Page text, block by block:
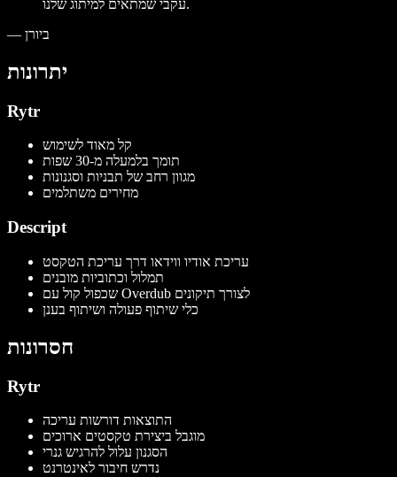
עקבי שמתאים למיתוג שלנו.
— ביורן
יתרונות
Rytr
קל מאוד לשימוש
תומך בלמעלה מ-30 שפות
מגוון רחב של תבניות וסגנונות
מחירים משתלמים
Descript
עריכת אודיו ווידאו דרך עריכת הטקסט
תמלול וכתוביות מובנים
שכפול קול עם Overdub לצורך תיקונים
כלי שיתוף פעולה ושיתוף בענן
חסרונות
Rytr
התוצאות דורשות עריכה
מוגבל ביצירת טקסטים ארוכים
הסגנון עלול להרגיש גנרי
נדרש חיבור לאינטרנט